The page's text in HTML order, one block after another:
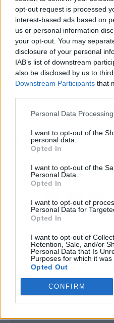
opt-out request is processed
interest-based ads based on
us or personal information
your opt-out. You may
disclosure of your personal
IAB’s list of downstream
also be disclosed by us to
Downstream Participants that
Personal Data
I want to opt-out of the
personal data.
Opted In
I want to opt-out of the
Personal Data.
Opted In
I want to opt-out of
Personal Data for
Opted In
I want to opt-out of
Retention, Sale, and/or
Personal Data that Is
Purposes for which it was
Opted Out
CONFIRM
Los Montes de Galicia
más destacados
Madrid, llegando
el número 1 en la
Aquellos que deseen
tradición de esta
reservar mesa a través
Luchar contra los
agentes contaminantes
aire Mellerware